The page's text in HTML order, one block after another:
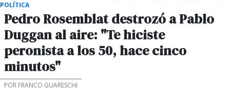
POLÍTICA
Pedro Rosemblat destrozó a Pablo
Duggan al aire: "Te hiciste
peronista a los 50, hace cinco
minutos"
POR FRANCO GUARESCHI